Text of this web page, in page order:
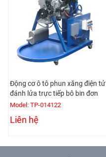
Động cơ ô tô phun xăng điện tử
đánh lửa trực tiếp bô bin đơn
Model: TP-014122
Liên hệ